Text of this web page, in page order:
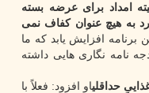
امداد برای عرضه بسته
به هیچ عنوان کفاف نمی
برنامه افزایش یابد که ما
نامه نگاری هایی داشته
او افزود: فعلاً با